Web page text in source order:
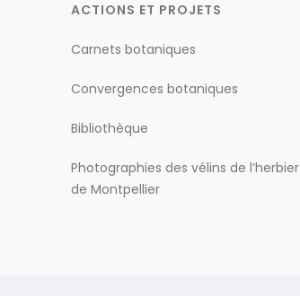
ACTIONS ET PROJETS
Carnets botaniques
Convergences botaniques
Bibliothèque
Photographies des vélins de l’herbier
de Montpellier